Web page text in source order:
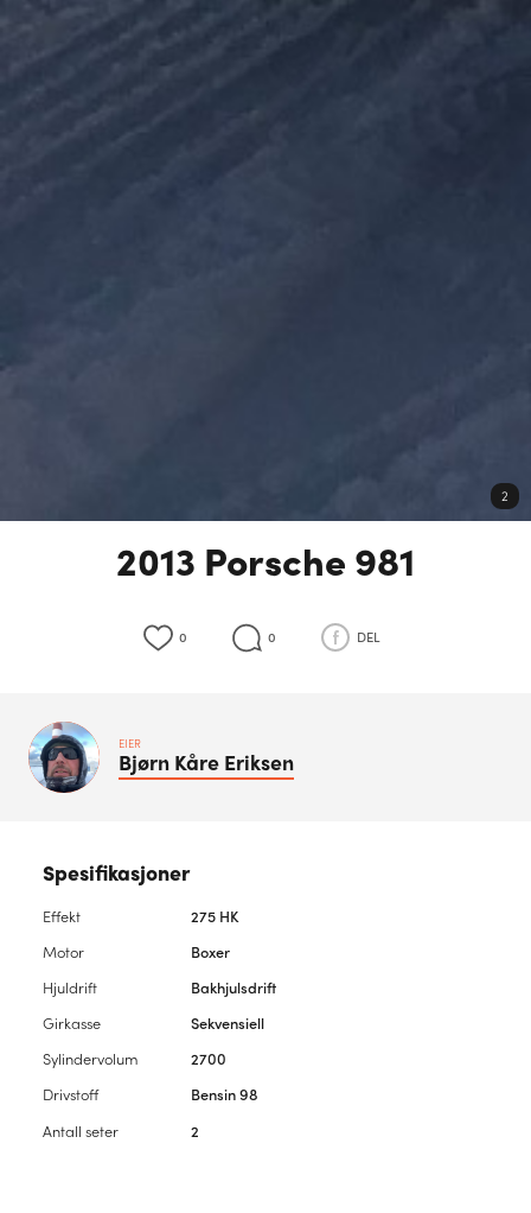
2
2013 Porsche 981
0 0 DEL
EIER
Bjørn Kåre Eriksen
Spesifikasjoner
Effekt
275 HK
Motor
Boxer
Hjuldrift
Bakhjulsdrift
Girkasse
Sekvensiell
Sylindervolum
2700
Drivstoff
Bensin 98
Antall seter
2